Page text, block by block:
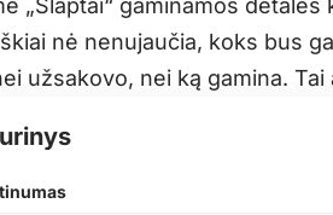
„Slaptai“ gaminamos detalės
nė nenujaučia, koks bus
užsakovo, nei ką gamina.